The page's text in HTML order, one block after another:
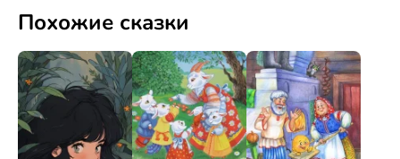
Похожие сказки